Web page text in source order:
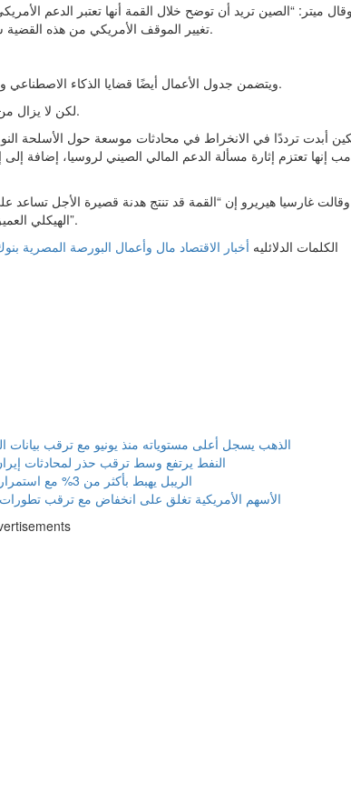
وقال ميتر: “الصين تريد أن توضح خلال القمة أنها تعتبر الدعم
تغيير الموقف الأمريكي من هذه القضية ستكون هدفًا رئيسيًا وربما أكثر وضوحًا من أي حديث عن إيران.
ويتضمن جدول الأعمال أيضًا قضايا الذكاء الاصطناعي والأسلحة النووية ودعم الصين لروسيا خلال الحرب في أوكرانيا.
لكن لا يزال من غير الواضح مدى عمق الحوار بشأن هذه الملفات خلال القمة.
أبدت ترددًا في الانخراط في محادثات موسعة حول الأسلحة
إنها تعتزم إثارة مسألة الدعم المالي الصيني لروسيا، إضافة
وقالت غارسيا هيريرو إن “القمة قد تنتج هدنة قصيرة الأجل تساعد
الهيكلي العميق بين القوتين في مجالات التكنولوجيا وسلاسل الإمداد والأمن”.
الكلمات الدلائليه أخبار الاقتصاد مال وأعمال البورصة المصرية
الذهب يسجل أعلى مستوياته منذ يونيو مع ترقب بيانات
النفط يرتفع وسط ترقب حذر لمحادثات
الريبل يهبط بأكثر من 3% مع استمرار الضغوط البيعية
الأسهم الأمريكية تغلق على انخفاض مع ترقب